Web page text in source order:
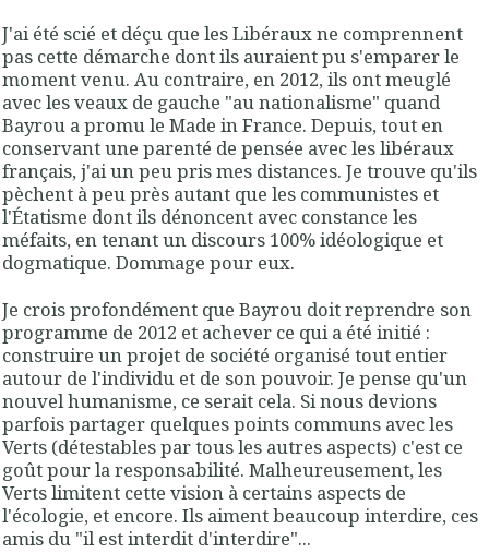
J'ai été scié et déçu que les Libéraux ne comprennent
pas cette démarche dont ils auraient pu s'emparer le
moment venu. Au contraire, en 2012, ils ont meuglé
avec les veaux de gauche "au nationalisme" quand
Bayrou a promu le Made in France. Depuis, tout en
conservant une parenté de pensée avec les libéraux
français, j'ai un peu pris mes distances. Je trouve qu'ils
pèchent à peu près autant que les communistes et
l'Étatisme dont ils dénoncent avec constance les
méfaits, en tenant un discours 100% idéologique et
dogmatique. Dommage pour eux.
Je crois profondément que Bayrou doit reprendre son
programme de 2012 et achever ce qui a été initié :
construire un projet de société organisé tout entier
autour de l'individu et de son pouvoir. Je pense qu'un
nouvel humanisme, ce serait cela. Si nous devions
parfois partager quelques points communs avec les
Verts (détestables par tous les autres aspects) c'est ce
goût pour la responsabilité. Malheureusement, les
Verts limitent cette vision à certains aspects de
l'écologie, et encore. Ils aiment beaucoup interdire, ces
amis du "il est interdit d'interdire"...